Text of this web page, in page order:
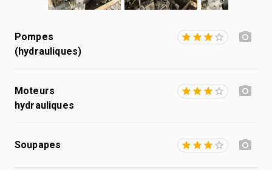
Pompes
(hydrauliques)
Moteurs
hydrauliques
Soupapes